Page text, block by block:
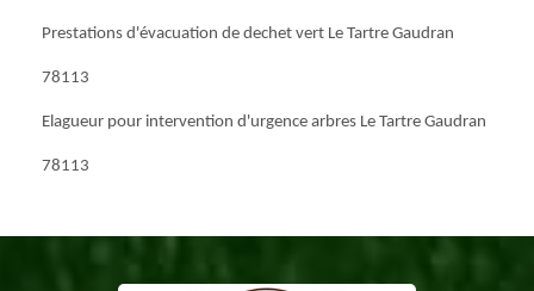
Prestations d'évacuation de dechet vert Le Tartre Gaudran
78113
Elagueur pour intervention d'urgence arbres Le Tartre Gaudran
78113